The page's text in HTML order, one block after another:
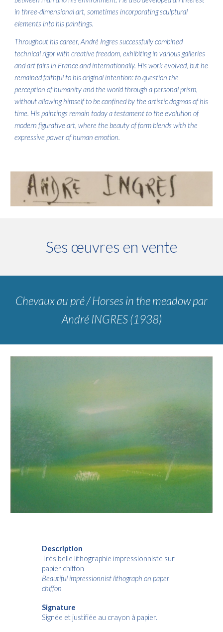
in three-dimensional art, sometimes incorporating sculptural
elements into his paintings.
Throughout his career, André Ingres successfully combined
technical rigor with creative freedom, exhibiting in various galleries
and art fairs in France and internationally. His work evolved, but he
remained faithful to his original intention: to question the
perception of humanity and the world through a personal prism,
without allowing himself to be confined by the artistic dogmas of his
time. His paintings remain today a testament to the evolution of
modern figurative art, where the beauty of form blends with the
expressive power of human emotion.
Ses œuvres en vente
Chevaux au pré / Horses in the meadowpar
André INGRES (1938)
Description
Très belle lithographie impressionniste sur
papier chiffon
Beautiful impressionnist lithograph on paper
chiffon
Signature
Signée et justifiée au crayon à papier.